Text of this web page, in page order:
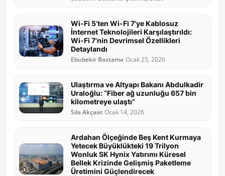
Wi-Fi 5’ten Wi-Fi 7’ye Kablosuz
İnternet Teknolojileri Karşılaştırıldı:
Wi-Fi 7’nin Devrimsel Özellikleri
Detaylandı
Ebubekir Bastama Ocak 25, 2026
Ulaştırma ve Altyapı Bakanı Abdulkadir
Uraloğlu: “Fiber ağ uzunluğu 657 bin
kilometreye ulaştı”
Sıla Akçaat Ocak 14, 2026
Ardahan Ölçeğinde Beş Kent Kurmaya
Yetecek Büyüklükteki 19 Trilyon
Wonluk SK Hynix Yatırımı Küresel
Bellek Krizinde Gelişmiş Paketleme
Üretimini Güçlendirecek